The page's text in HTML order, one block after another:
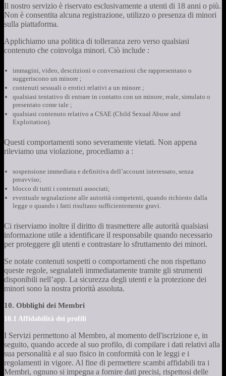
Il nostro servizio è riservato esclusivamente a utenti di 18 anni o più.
Non è consentita alcuna registrazione, utilizzo o presenza di minori
sulla piattaforma.
Applichiamo una politica di tolleranza zero verso qualsiasi
contenuto che coinvolga minori. Ciò include :
immagini, video, descrizioni o conversazioni che rappresentano o
suggeriscono un minore ;
contenuti sessuali o erotici relativi a un minore ;
qualsiasi tentativo di entrare in contatto con un minore, reale, simulato o
presentato come tale ;
qualsiasi contenuto relativo a CSAE (Child Sexual Abuse and
Exploitation).
Questi comportamenti sono severamente vietati. Non appena
rileviamo una violazione, procediamo a :
sospensione immediata e definitiva dell’account interessato, senza
preavviso;
blocco di tutti i contenuti associati;
eventuale segnalazione alle autorità competenti, quando richiesto dalla
legge o quando i fatti risultano sufficientemente gravi.
Ci riserviamo inoltre il diritto di trasmettere alle autorità qualsiasi
informazione utile a identificare il responsabile quando necessario
per proteggere gli utenti e contrastare lo sfruttamento dei minori.
Se notate contenuti sospetti o comportamenti che non rispettano
queste regole, segnalateli immediatamente tramite gli strumenti
disponibili nell’app. La sicurezza degli utenti e la protezione dei
minori sono la nostra priorità assoluta.
10. Obblighi dei Membri
10.1 Affidabilità dei profili
I Servizi permettono al Membro, al momento dell'iscrizione e, in
seguito, quando accede al suo profilo, di compilare i dati relativi alla
sua personalità e al suo fisico in conformità con le leggi e i
regolamenti in vigore. Al fine di permettere scambi affidabili tra i
Membri, ognuno si impegna a fornire dati precisi, rispettosi delle